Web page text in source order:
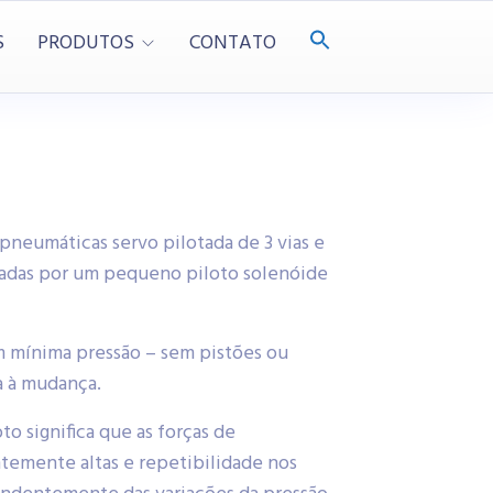
PRODUTOS CONTATO
servo pilotada de 3 vias e
por um pequeno piloto solenóide
pressão – sem pistões ou
mudança.
significa que as forças de
altas e repetibilidade nos